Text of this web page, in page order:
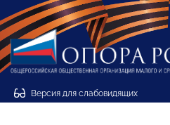
Версия для слабовидящих